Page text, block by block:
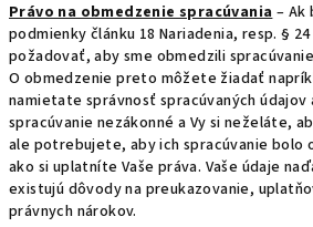
Právo na obmedzenie spracúvania– Ak
podmienky článku 18 Nariadenia, resp. §
požadovať, aby sme obmedzili
O obmedzenie preto môžete žiadať
namietate správnosť spracúvaných
spracúvanie nezákonné a Vy si neželáte,
ale potrebujete, aby ich spracúvanie bolo
ako si uplatníte Vaše práva. Vaše údaje
existujú dôvody na preukazovanie,
právnych nárokov.